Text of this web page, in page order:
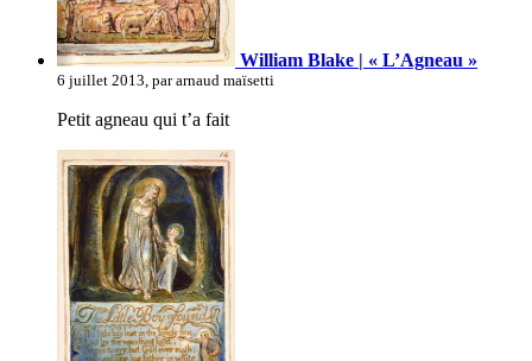
William Blake | « L’Agneau »
6 juillet 2013, par arnaud maïsetti
Petit agneau qui t’a fait